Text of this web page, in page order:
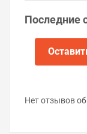
Последние
Нет отзывов